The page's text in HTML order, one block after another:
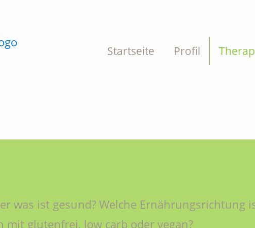
Startseite Profil
was ist gesund? Welche Ernährungsrichtung
mit glutenfrei, low carb oder vegan?